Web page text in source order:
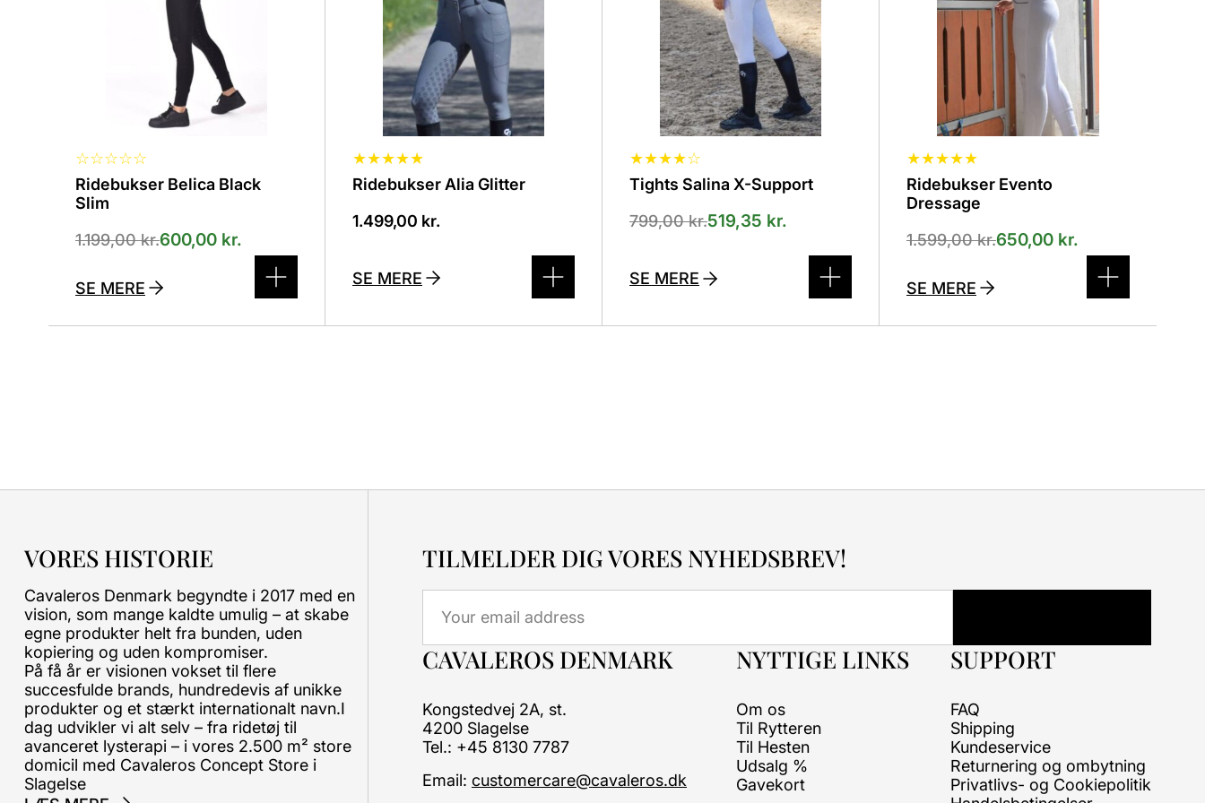
☆☆☆☆☆
Ridebukser Belica Black
Slim
1.199,00kr.600,00 kr.
SE MERE
★★★★★
Ridebukser Alia Glitter
1.499,00 kr.
varesiden
SE MERE
★★★★☆
Tights Salina X-Support
799,00kr.519,35 kr.
varesiden
SE MERE
★★★★★
Ridebukser Evento
Dressage
1.599,00kr.650,00 kr.
varesiden
SE MERE
VORES HISTORIE
Cavaleros Denmark begyndte i 2017 med en
vision, som mange kaldte umulig – at skabe
egne produkter helt fra bunden, uden
kopiering og uden kompromiser.
På få år er visionen vokset til flere
succesfulde brands, hundredevis af unikke
produkter og et stærkt internationalt navn.I
dag udvikler vi alt selv – fra ridetøj til
avanceret lysterapi – i vores 2.500 m² store
domicil med Cavaleros Concept Store i
Slagelse
TILMELDER DIG VORES NYHEDSBREV!
CAVALEROS DENMARK
Kongstedvej 2A, st.
4200 Slagelse
Tel.: +45 8130 7787
Email: customercare@cavaleros.dk
NYTTIGE LINKS
Om os
Til Rytteren
Til Hesten
Udsalg %
Gavekort
SUPPORT
FAQ
Shipping
Kundeservice
Returnering og ombytning
Privatlivs- og Cookiepolitik